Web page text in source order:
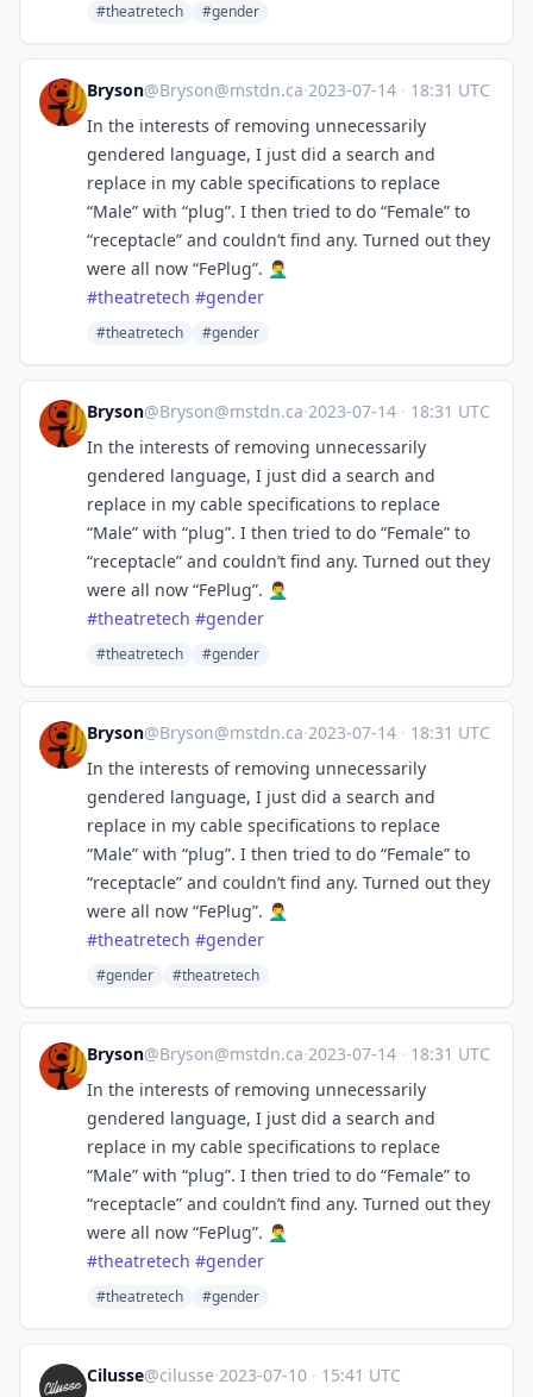
#theatretech #gender
Bryson@Bryson@mstdn.ca·2023-07-14 · 18:31 UTC
In the interests of removing unnecessarily
gendered language, I just did a search and
replace in my cable specifications to replace
“Male” with “plug”. I then tried to do “Female” to
“receptacle” and couldn’t find any. Turned out they
were all now “FePlug”. 🤦‍♂️
#theatretech #gender
#theatretech #gender
Bryson@Bryson@mstdn.ca·2023-07-14 · 18:31 UTC
In the interests of removing unnecessarily
gendered language, I just did a search and
replace in my cable specifications to replace
“Male” with “plug”. I then tried to do “Female” to
“receptacle” and couldn’t find any. Turned out they
were all now “FePlug”. 🤦‍♂️
#theatretech #gender
#theatretech #gender
Bryson@Bryson@mstdn.ca·2023-07-14 · 18:31 UTC
In the interests of removing unnecessarily
gendered language, I just did a search and
replace in my cable specifications to replace
“Male” with “plug”. I then tried to do “Female” to
“receptacle” and couldn’t find any. Turned out they
were all now “FePlug”. 🤦‍♂️
#theatretech #gender
#gender #theatretech
Bryson@Bryson@mstdn.ca·2023-07-14 · 18:31 UTC
In the interests of removing unnecessarily
gendered language, I just did a search and
replace in my cable specifications to replace
“Male” with “plug”. I then tried to do “Female” to
“receptacle” and couldn’t find any. Turned out they
were all now “FePlug”. 🤦‍♂️
#theatretech #gender
#theatretech #gender
Cilusse@cilusse·2023-07-10 · 15:41 UTC